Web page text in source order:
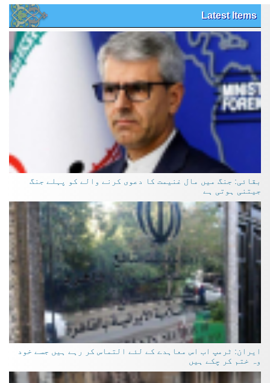
Latest Items
بقائی: جنگ میں مال غنیمت کا دعوی کرنے والے کو پہلے جنگ
جیتنی ہوتی ہے
ایران: ٹرمپ اب اس معاہدے کے لئے التماس کر رہے ہیں جسے خود
وہ ختم کر چکے ہیں